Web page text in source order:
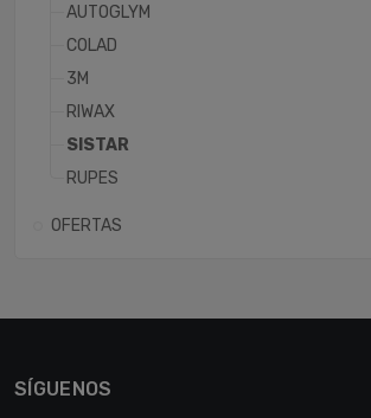
AUTOGLYM
COLAD
3M
RIWAX
SISTAR
RUPES
OFERTAS
SÍGUENOS